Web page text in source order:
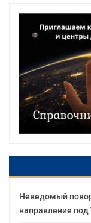
Неведомый
направление